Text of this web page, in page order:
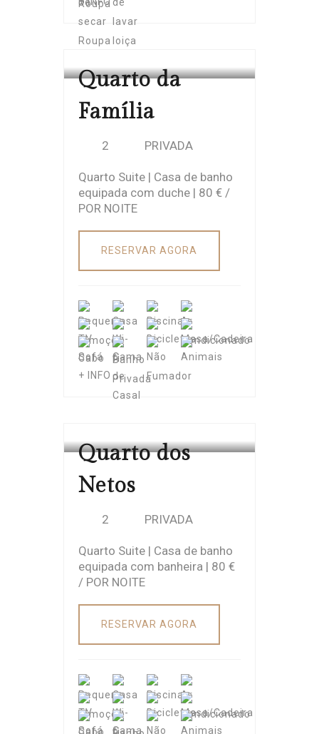
Quarto da
Família
2 PRIVADA
Quarto Suite | Casa de banho
equipada com duche | 80 € /
POR NOITE
+ INFO
Quarto dos
Netos
2 PRIVADA
Quarto Suite | Casa de banho
equipada com banheira | 80 €
/ POR NOITE